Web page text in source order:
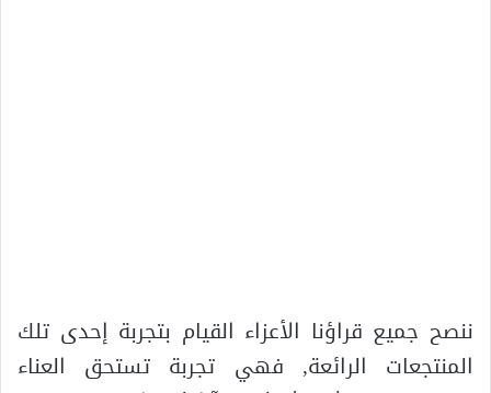
ننصح جميع قراؤنا الأعزاء القيام بتجربة إحدى تلك
المنتجعات الرائعة, فهي تجربة تستحق العناء